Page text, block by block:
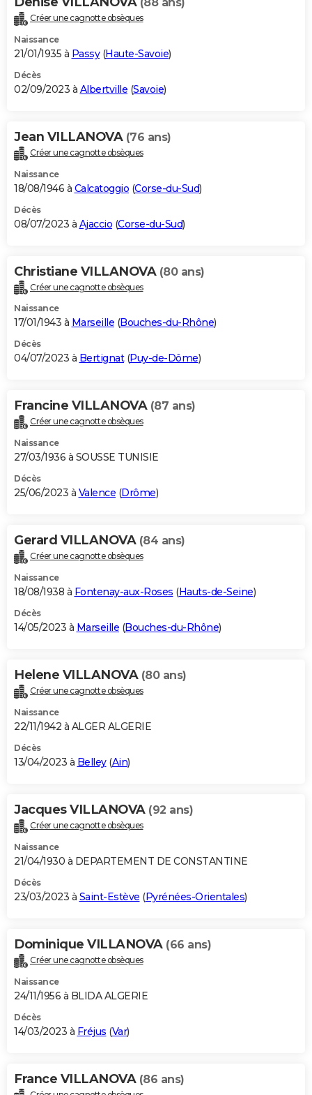
Créer une cagnotte obsèques
Naissance
21/01/1935 à Passy(Haute-Savoie)
Décès
02/09/2023 à Albertville (Savoie)
Jean VILLANOVA (76 ans)
Créer une cagnotte obsèques
Naissance
18/08/1946 à Calcatoggio (Corse-du-Sud)
Décès
08/07/2023 à Ajaccio (Corse-du-Sud)
Christiane VILLANOVA (80 ans)
Créer une cagnotte obsèques
Naissance
17/01/1943 à Marseille (Bouches-du-Rhône)
Décès
04/07/2023 à Bertignat(Puy-de-Dôme)
Francine VILLANOVA (87 ans)
Créer une cagnotte obsèques
Naissance
27/03/1936 à SOUSSE TUNISIE
Décès
25/06/2023 à Valence (Drôme)
Gerard VILLANOVA (84 ans)
Créer une cagnotte obsèques
Naissance
18/08/1938 à Fontenay-aux-Roses (Hauts-de-Seine)
Décès
14/05/2023 à Marseille (Bouches-du-Rhône)
Helene VILLANOVA (80 ans)
Créer une cagnotte obsèques
Naissance
22/11/1942 à ALGER ALGERIE
Décès
13/04/2023 à Belley(Ain)
Jacques VILLANOVA (92 ans)
Créer une cagnotte obsèques
Naissance
21/04/1930 à DEPARTEMENT DE CONSTANTINE
Décès
23/03/2023 à Saint-Estève (Pyrénées-Orientales)
Dominique VILLANOVA (66 ans)
Créer une cagnotte obsèques
Naissance
24/11/1956 à BLIDA ALGERIE
Décès
14/03/2023 à Fréjus (Var)
France VILLANOVA (86 ans)